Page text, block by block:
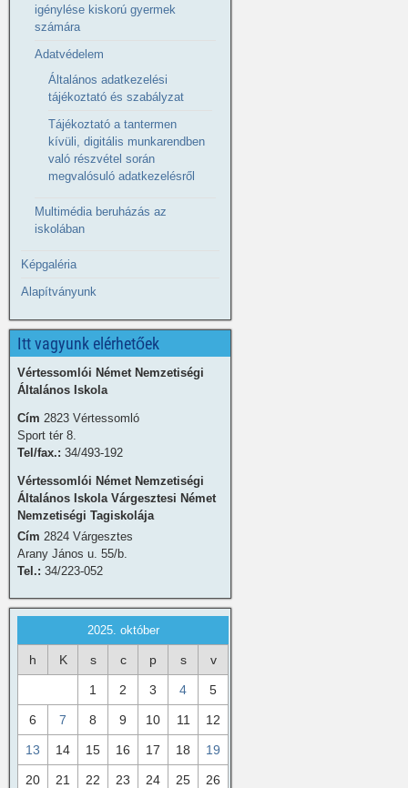
igénylése kiskorú gyermek
számára
Adatvédelem
Általános adatkezelési
tájékoztató és szabályzat
Tájékoztató a tantermen
kívüli, digitális munkarendben
való részvétel során
megvalósuló adatkezelésről
Multimédia beruházás az
iskolában
Képgaléria
Alapítványunk
Itt vagyunk elérhetőek
Vértessomlói Német Nemzetiségi
Általános Iskola
Cím 2823 Vértessomló
Sport tér 8.
Tel/fax.: 34/493-192
Vértessomlói Német Nemzetiségi
Általános Iskola Várgesztesi Német
Nemzetiségi Tagiskolája
Cím 2824 Várgesztes
Arany János u. 55/b.
Tel.: 34/223-052
2025. október
h K s c p s v
1 2 3 4 5
6 7 8 9 10 11 12
13 14 15 16 17 18 19
20 21 22 23 24 25 26